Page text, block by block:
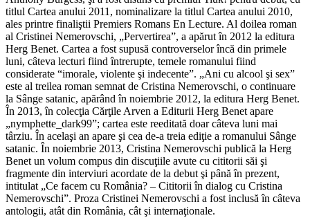
titlul Cartea anului 2011, nominalizare la titlul Cartea anului 2010,
ales printre finaliştii Premiers Romans En Lecture. Al doilea roman
al Cristinei Nemerovschi, „Pervertirea”, a apărut în 2012 la editura
Herg Benet. Cartea a fost supusă controverselor încă din primele
luni, câteva lecturi fiind întrerupte, temele romanului fiind
considerate “imorale, violente şi indecente”. „Ani cu alcool şi sex”
este al treilea roman semnat de Cristina Nemerovschi, o continuare
la Sânge satanic, apărând în noiembrie 2012, la editura Herg Benet.
În 2013, în colecţia Cărţile Arven a Editurii Herg Benet apare
„nymphette_dark99”; cartea este reeditată doar câteva luni mai
târziu. În acelaşi an apare şi cea de-a treia ediţie a romanului Sânge
satanic. În noiembrie 2013, Cristina Nemerovschi publică la Herg
Benet un volum compus din discuţiile avute cu cititorii săi şi
fragmente din interviuri acordate de la debut şi până în prezent,
intitulat „Ce facem cu România? – Cititorii în dialog cu Cristina
Nemerovschi”. Proza Cristinei Nemerovschi a fost inclusă în câteva
antologii, atât din România, cât şi internaţionale.